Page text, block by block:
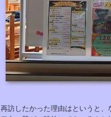
再訪したかった理由はというと